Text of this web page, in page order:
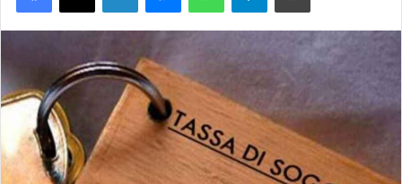
a
e
m
a
i
l